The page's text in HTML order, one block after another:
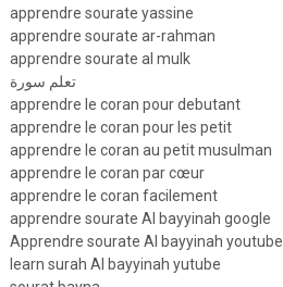
apprendre sourate yassine
apprendre sourate ar-rahman
apprendre sourate al mulk
تعلم سورة
apprendre le coran pour debutant
apprendre le coran pour les petit
apprendre le coran au petit musulman
apprendre le coran par cœur
apprendre le coran facilement
apprendre sourate Al bayyinah google
Apprendre sourate Al bayyinah youtube
learn surah Al bayyinah yutube